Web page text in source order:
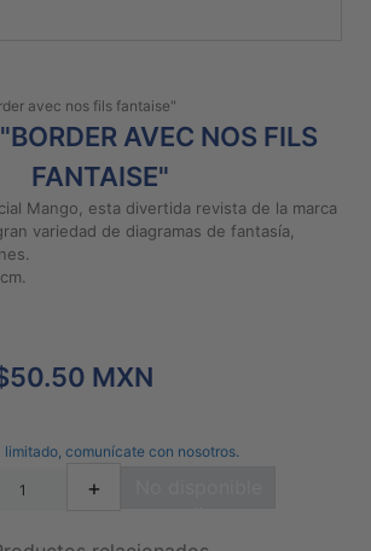
avec nos fils fantaise"
AVEC NOS FILS
FANTAISE"
Mango, esta divertida revista de la marca
variedad de diagramas de fantasía,
MXN
limitado, comunícate con nosotros.
+